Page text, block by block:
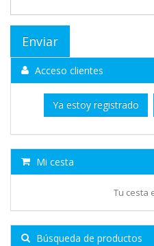
Acceso clientes
Ya estoy registrado
Mi cesta
Tu cesta
Búsqueda de productos